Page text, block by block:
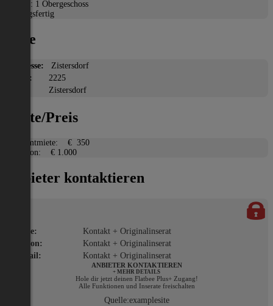
Etage: 1 Obergeschoss
Bezugsfertig
Lage
Adresse:
Zistersdorf
PLZ:
2225
Zistersdorf
Miete/Preis
Gesamtmiete:
€ 350
Kaution:
€ 1.000
Anbieter kontaktieren
Name:
Kontakt + Originalinserat
Telefon:
Kontakt + Originalinserat
E-Mail:
Kontakt + Originalinserat
ANBIETER KONTAKTIEREN
+ MEHR DETAILS
Hole dir jetzt deinen Flatbee Plus+ Zugang!
Alle Funktionen und Inserate freischalten
Quelle:examplesite